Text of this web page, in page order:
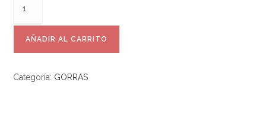
AÑADIR AL CARRITO
Categoría: GORRAS